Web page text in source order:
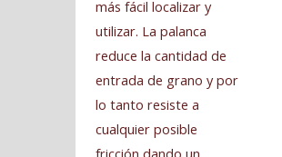
más fácil localizar y
utilizar. La palanca
reduce la cantidad de
entrada de grano y por
lo tanto resiste a
cualquier posible